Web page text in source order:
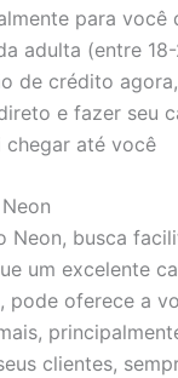
para você
adulta (entre
de crédito
e fazer seu
chegar até você
Neon, busca
um excelente
pode oferece a
clientes,